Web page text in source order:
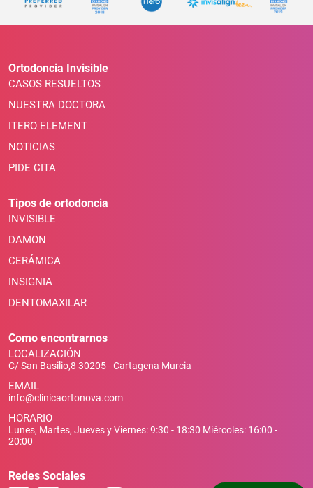
Ortodoncia Invisible
CASOS RESUELTOS
NUESTRA DOCTORA
ITERO ELEMENT
NOTICIAS
PIDE CITA
Tipos de ortodoncia
INVISIBLE
DAMON
CERÁMICA
INSIGNIA
DENTOMAXILAR
Como encontrarnos
LOCALIZACIÓN
C/ San Basilio,8 30205 - Cartagena Murcia
EMAIL
info@clinicaortonova.com
HORARIO
Lunes, Martes, Jueves y Viernes: 9:30 - 18:30 Miércoles: 16:00 -
20:00
Redes Sociales